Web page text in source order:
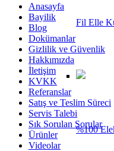
Fil Elle
%100
Anasayfa
Bayilik
Blog
Dokümanlar
Gizlilik ve Güvenlik
Hakkımızda
İletişim
KVKK
Referanslar
Satış ve Teslim Süreci
Servis Talebi
Sık Sorulan Sorular
Ürünler
Videolar